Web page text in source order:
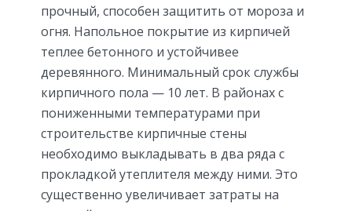
прочный, способен защитить от мороза и
огня. Напольное покрытие из кирпичей
теплее бетонного и устойчивее
деревянного. Минимальный срок службы
кирпичного пола — 10 лет. В районах с
пониженными температурами при
строительстве кирпичные стены
необходимо выкладывать в два ряда с
прокладкой утеплителя между ними. Это
существенно увеличивает затраты на